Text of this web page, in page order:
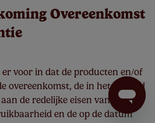
Overeenkomst
er voor in dat de producten en/of
overeenkomst, de in het aanbod
de redelijke eisen van
en de op de datum